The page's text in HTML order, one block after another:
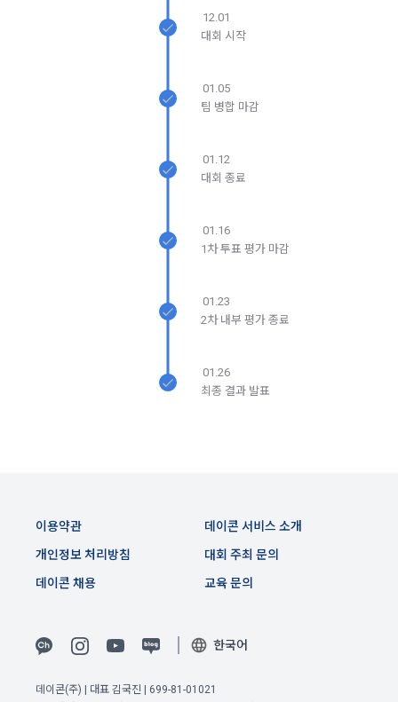
경된 약관이 공지된 지 15일 이내에 거부의사를 표명할 수 있다.
지할 수 있다. 만약, "회원"이 거부의사를 표시하지 않거나, 전항
에 따라 시행일 이후에 "서비스"를 이용하는 경우에는 동의한 것
관한법률, 전기통신기본법, 전기통신사업법, 정보통신망이용촉
진등에관한법률, 전자상거래 등에서의 소비자보호에 관한 법률,
2. "회원"이 "회사"와 개별 계약을 체결하여 서비스를 이용하는
제 5 조 (이용계약의 성립)
통한 실명확인 및 본인인증을 요청할 수 있다. "회원"은 본인인
증에 필요한 이름, 생년월일, 연락처 등을 제공하여야 한다.
사”가 “회원”의 외부 서비스 계정 정보 접근 및 활용에 “동의” 또
“회원”에게 통지함으로써 이용계약이 성립된다.
집 및 이용목적, 개인정보의 보관기간’에 대해 안내 드리고 동의
2) 데이콘 인재풀 등록 시 수집하는 항목
대회 코드 링크1개, 구직 의향,
희망근무지역
선택 항목: 프로젝트 또는 대회 코드 링크(추가분), 기타 수상 경
3) 모바일 서비스 이용 시 수집되는 항목
이는 개인을 식별할 수 없는 형태입니다.
필수항목: 본인 계좌정보(은행, 계좌번호), 주민등록번호(근거 :
광고 ID, 접속 환경
나. 개인정보 수집방법
에 대해 동의를 하고 직접 정보를 입력하는 경우, 해당 개인정보
12.01
대회 시작
01.05
팀 병합 마감
01.12
대회 종료
01.16
1차 투표 평가 마감
01.23
2차 내부 평가 종료
01.26
최종 결과 발표
이용약관
개인정보 처리방침
대회 주최 문의
교육 문의
데이콘 서비스 소개
데이콘 채용
한국어
데이콘(주) | 대표 김국진 | 699-81-01021